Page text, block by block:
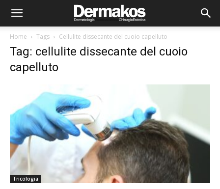
Home Tags Cellulite dissecante del cuoio capelluto
Tag: cellulite dissecante del cuoio
capelluto
Tricologia